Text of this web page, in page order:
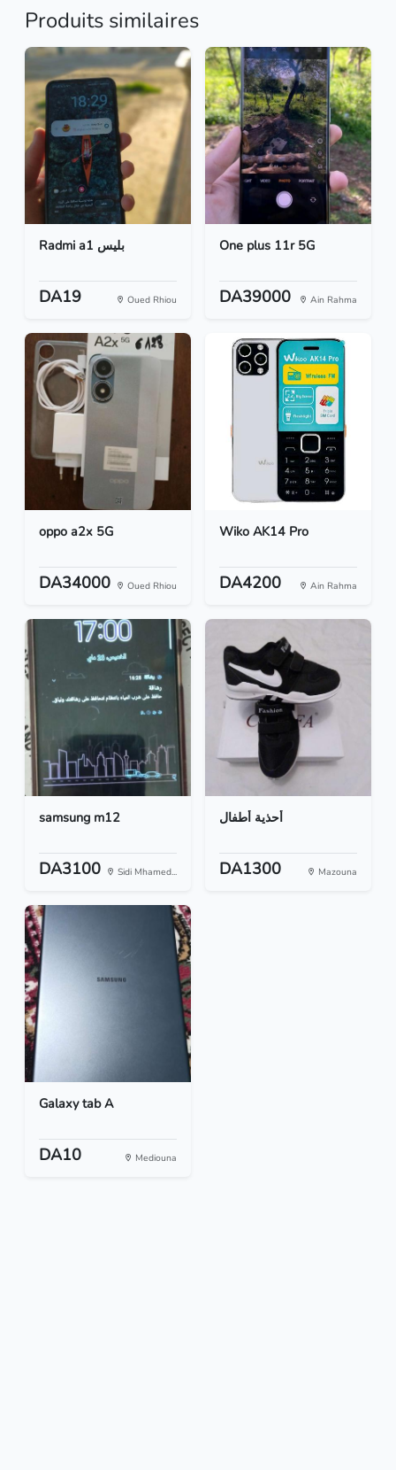
Produits similaires
Radmi a1 بليس
DA19 Oued Rhiou
One plus 11r 5G
DA39000 Ain Rahma
oppo a2x 5G
DA34000 Oued Rhiou
Wiko AK14 Pro
DA4200 Ain Rahma
samsung m12
DA3100 Sidi Mhamed...
أحذية أطفال
DA1300 Mazouna
Galaxy tab A
DA10 Mediouna